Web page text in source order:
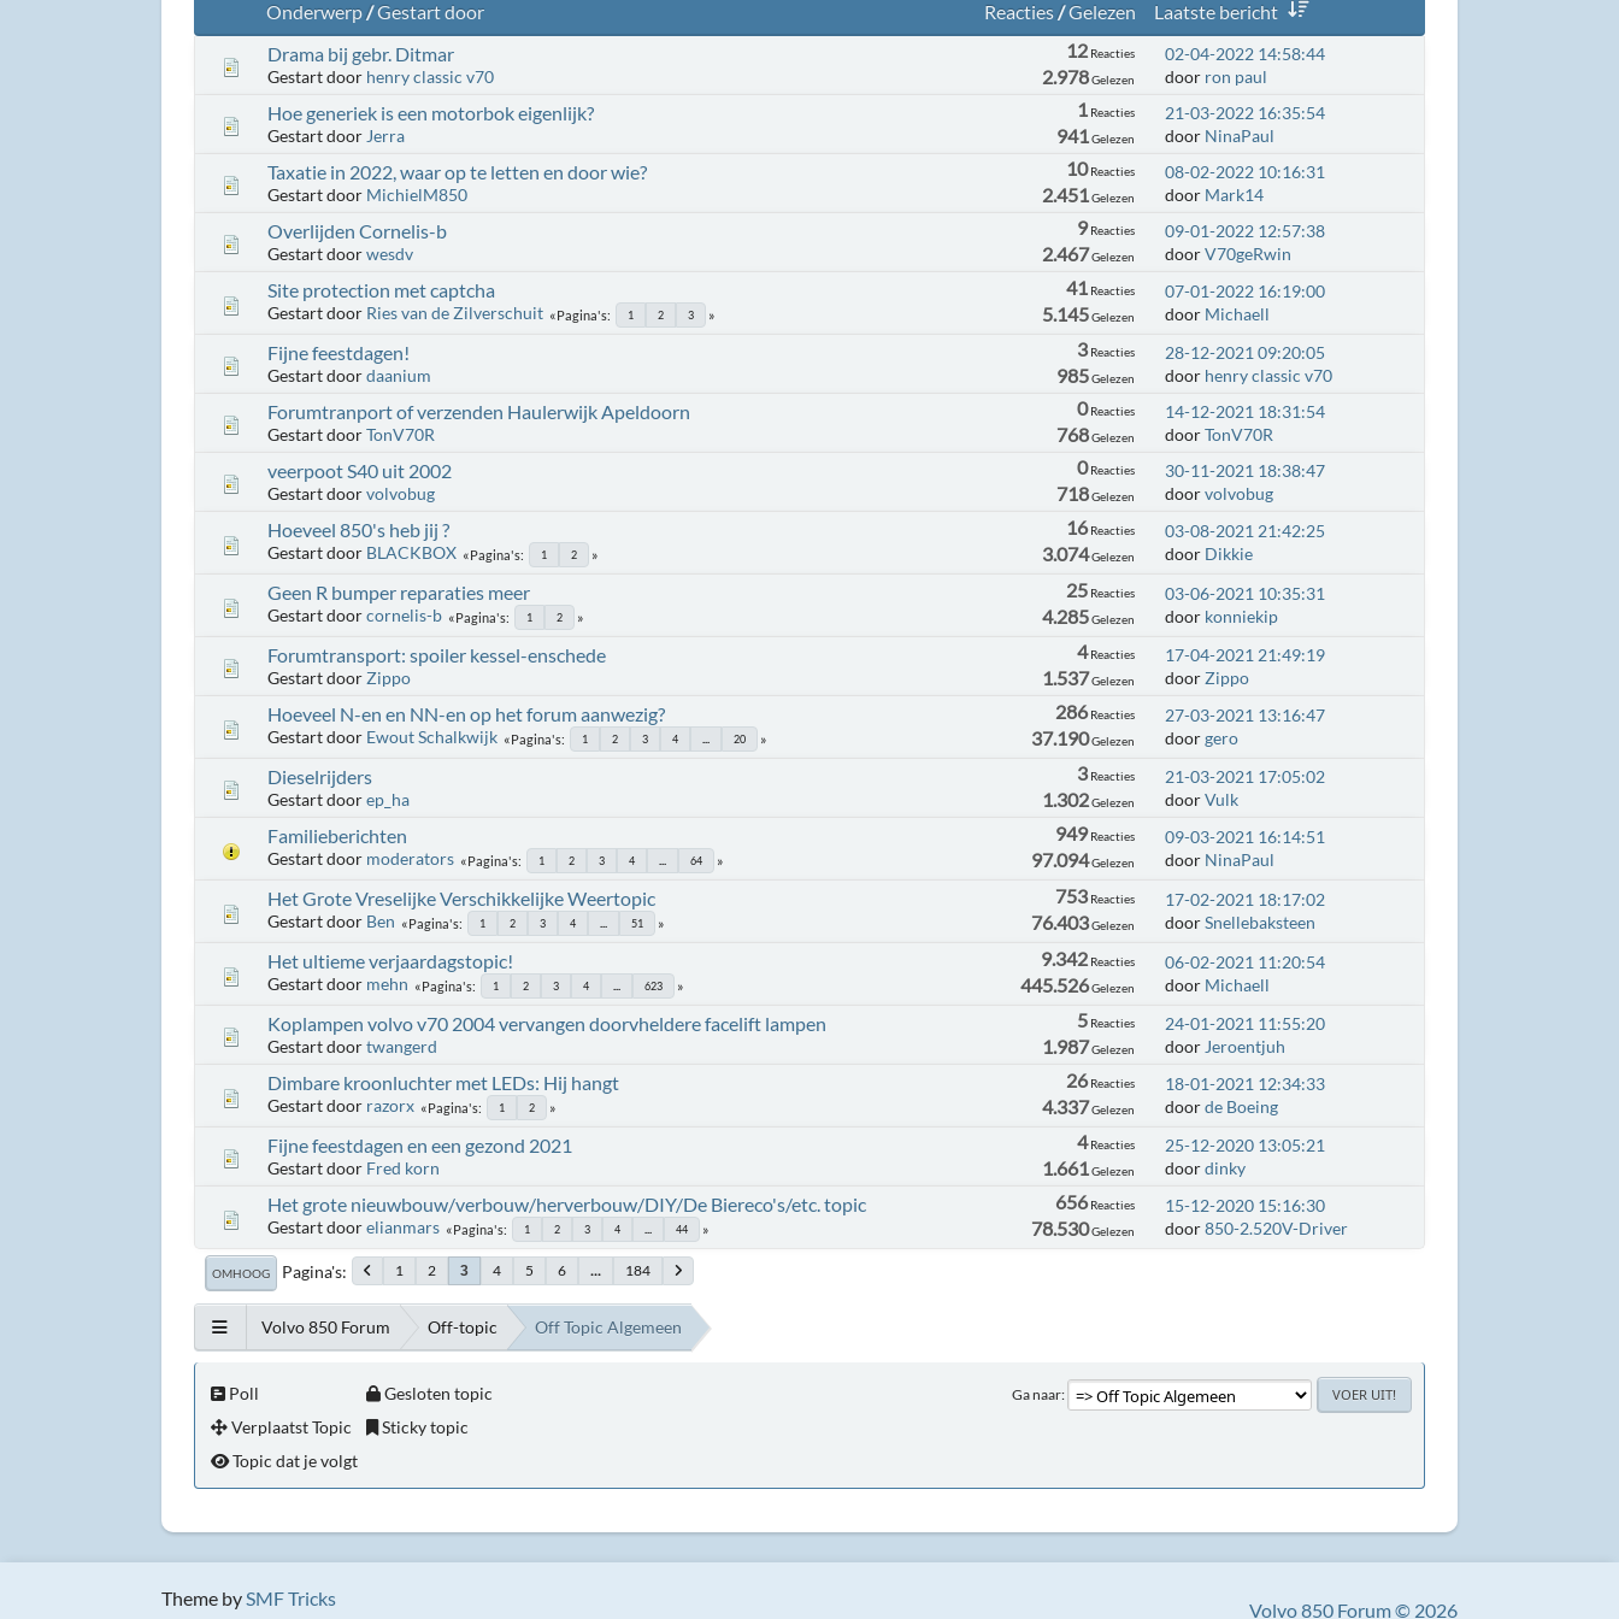
Onderwerp/Gestart door Reacties/Gelezen
Laatste bericht
Drama bij gebr. Ditmar
Gestart door henry classic v70
12 Reacties
2.978Gelezen
02-04-2022 14:58:44
door ron paul
Hoe generiek is een motorbok eigenlijk?
Gestart door Jerra
1 Reacties
941 Gelezen
21-03-2022 16:35:54
door NinaPaul
Taxatie in 2022, waar op te letten en door wie?
Gestart door MichielM850
10Reacties
2.451 Gelezen
08-02-2022 10:16:31
door Mark14
Overlijden Cornelis-b
Gestart doorwesdv
9Reacties
2.467Gelezen
09-01-2022 12:57:38
doorV70geRwin
Site protection met captcha
Gestart door Ries van de Zilverschuit Pagina's 1 2 3
41 Reacties
5.145Gelezen
07-01-2022 16:19:00
door Michaell
Fijne feestdagen!
Gestart doordaanium
3Reacties
985Gelezen
28-12-2021 09:20:05
door henry classic v70
Forumtranport of verzenden Haulerwijk Apeldoorn
Gestart doorTonV70R
0Reacties
768Gelezen
14-12-2021 18:31:54
doorTonV70R
veerpoot S40 uit 2002
Gestart doorvolvobug
0Reacties
718Gelezen
30-11-2021 18:38:47
doorvolvobug
Hoeveel 850's heb jij ?
Gestart door BLACKBOX Pagina's 1 2
16Reacties
3.074Gelezen
03-08-2021 21:42:25
door Dikkie
Geen R bumper reparaties meer
Gestart doorcornelis-b Pagina's 1 2
25 Reacties
4.285Gelezen
03-06-2021 10:35:31
door konniekip
Forumtransport: spoiler kessel-enschede
Gestart door Zippo
4Reacties
1.537Gelezen
17-04-2021 21:49:19
door Zippo
Hoeveel N-en en NN-en op het forum aanwezig?
Gestart door Ewout Schalkwijk Pagina's 1 2 3 4 20
286Reacties
37.190Gelezen
27-03-2021 13:16:47
doorgero
Dieselrijders
Gestart doorep_ha
3Reacties
1.302Gelezen
21-03-2021 17:05:02
doorVulk
Familieberichten
Gestart door moderators Pagina's 1 2 3 4 64
949Reacties
97.094Gelezen
09-03-2021 16:14:51
door NinaPaul
Het Grote Vreselijke Verschikkelijke Weertopic
Gestart door Ben Pagina's 1 2 3 4 51
753Reacties
76.403Gelezen
17-02-2021 18:17:02
doorSnellebaksteen
Het ultieme verjaardagstopic!
Gestart door mehn Pagina's 1 2 3 4 623
9.342 Reacties
445.526Gelezen
06-02-2021 11:20:54
door Michaell
Koplampen volvo v70 2004 vervangen doorvheldere facelift lampen
Gestart doortwangerd
5 Reacties
1.987Gelezen
24-01-2021 11:55:20
door Jeroentjuh
Dimbare kroonluchter met LEDs: Hij hangt
Gestart door razorx Pagina's 1 2
26Reacties
4.337Gelezen
18-01-2021 12:34:33
doorde Boeing
Fijne feestdagen en een gezond 2021
Gestart door Fred korn
4Reacties
1.661 Gelezen
25-12-2020 13:05:21
doordinky
Het grote nieuwbouw/verbouw/herverbouw/DIY/De Biereco's/etc. topic
Gestart doorelianmars Pagina's 1 2 3 4 44
656Reacties
78.530Gelezen
15-12-2020 15:16:30
door850-2.520V-Driver
OMHOOG Pagina's 1 2 3 4 5 6 ... 184
Volvo 850 Forum Off-topic Off Topic Algemeen
Ga naar
Poll
Verplaatst Topic
Gesloten topic
Sticky topic
Topic dat je volgt
Theme bySMF Tricks
Volvo 850 Forum © 2026